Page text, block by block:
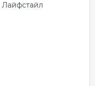
Лайфстайл